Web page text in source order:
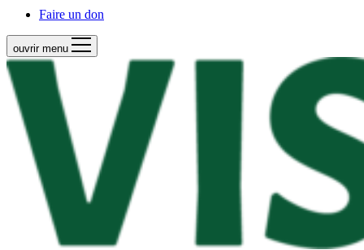
Faire un don
ouvrir menu